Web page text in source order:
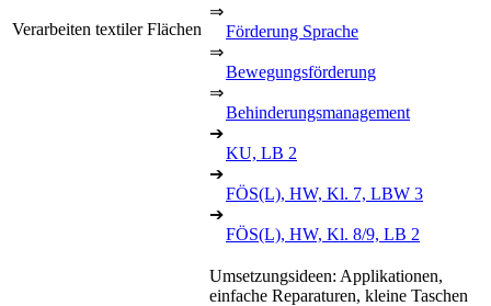
Verarbeiten textiler Flächen
⇒
Förderung Sprache
⇒
Bewegungsförderung
⇒
Behinderungsmanagement
➔
KU, LB 2
➔
FÖS(L), HW, Kl. 7, LBW 3
➔
FÖS(L), HW, Kl. 8/9, LB 2
Umsetzungsideen: Applikationen,
einfache Reparaturen, kleine Taschen